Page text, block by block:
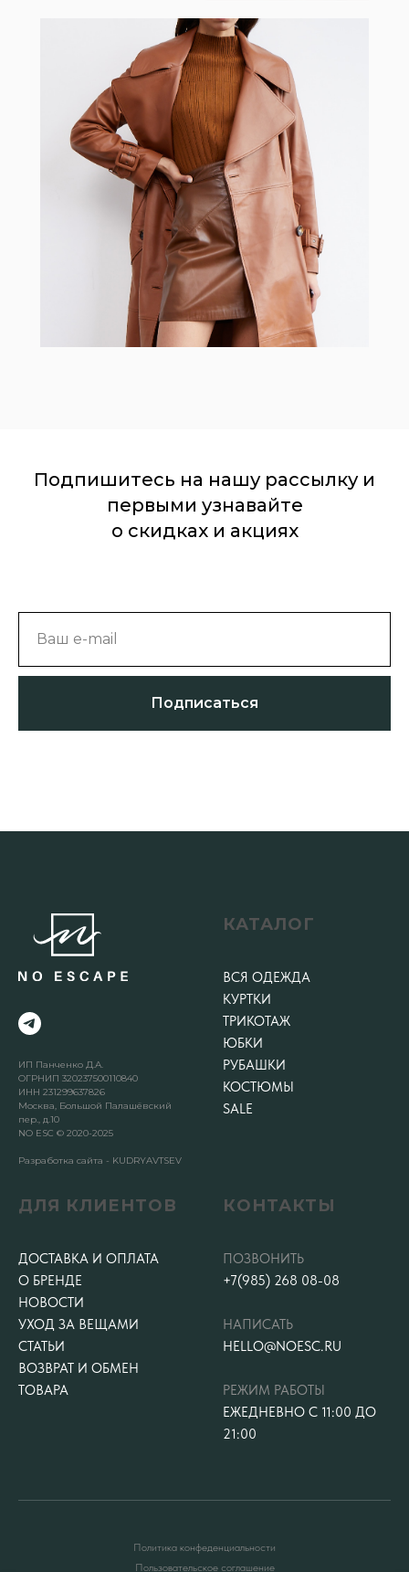
Подпишитесь на нашу рассылку и
первыми узнавайте
о скидках и акциях
Ваш e-mail
Подписаться
ИП Панченко Д.А.
ОГРНИП 320237500110840
ИНН 231299637826
Москва, Большой Палашёвский
пер., д.10
NO ESC © 2020-2025
Разработка сайта - KUDRYAVTSEV
КАТАЛОГ
ВСЯ ОДЕЖДА
КУРТКИ
ТРИКОТАЖ
ЮБКИ
РУБАШКИ
КОСТЮМЫ
SALE
ДЛЯ КЛИЕНТОВ
ДОСТАВКА И ОПЛАТА
О БРЕНДЕ
НОВОСТИ
УХОД ЗА ВЕЩАМИ
СТАТЬИ
ВОЗВРАТ И ОБМЕН
ТОВАРА
КОНТАКТЫ
ПОЗВОНИТЬ
+7(985) 268 08-08
НАПИСАТЬ
HELLO@NOESC.RU
РЕЖИМ РАБОТЫ
ЕЖЕДНЕВНО С 11:00 ДО
21:00
Политика конфеденциальности
Пользовательское соглашение